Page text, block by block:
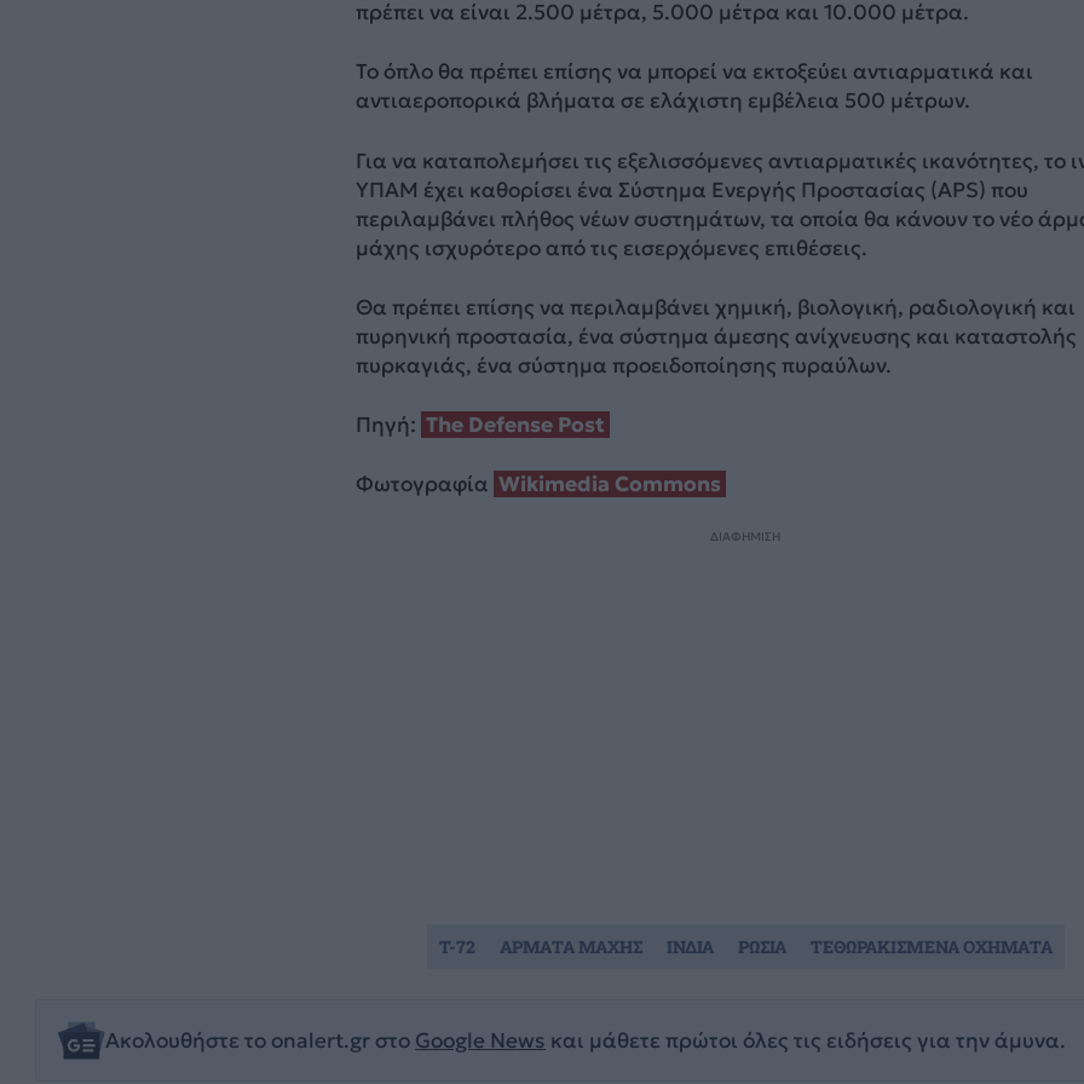
πρέπει να είναι 2.500 μέτρα, 5.000 μέτρα και 10.000 μέτρα.
Το όπλο θα πρέπει επίσης να μπορεί να εκτοξεύει αντιαρματικά και
αντιαεροπορικά βλήματα σε ελάχιστη εμβέλεια 500 μέτρων.
Για να καταπολεμήσει τις εξελισσόμενες αντιαρματικές ικανότητες, το
ΥΠΑΜ έχει καθορίσει ένα Σύστημα Ενεργής Προστασίας (APS) που
περιλαμβάνει πλήθος νέων συστημάτων, τα οποία θα κάνουν το νέο
μάχης ισχυρότερο από τις εισερχόμενες επιθέσεις.
Θα πρέπει επίσης να περιλαμβάνει χημική, βιολογική, ραδιολογική και
πυρηνική προστασία, ένα σύστημα άμεσης ανίχνευσης και καταστολής
πυρκαγιάς, ένα σύστημα προειδοποίησης πυραύλων.
Πηγή: Τhe Defense Post
Φωτογραφία Wikimedia Commons
ΔΙΑΦΗΜΙΣΗ
Ακολουθήστε το onalert.gr στο Google News και μάθετε πρώτοι όλες τις ειδήσεις για την άμυνα.
T-72 ΑΡΜΑΤΑ ΜΑΧΗΣ ΙΝΔΙΑ ΡΩΣΙΑ ΤΕΘΩΡΑΚΙΣΜΕΝΑ ΟΧΗΜΑΤΑ